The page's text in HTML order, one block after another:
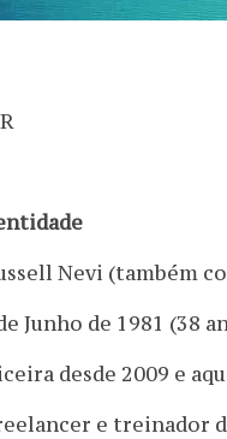
Nevi (também
Junho de 1981 (38
desde 2009 e
e treinador